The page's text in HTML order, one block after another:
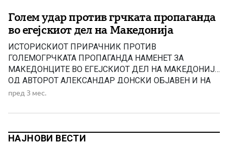
Голем удар против грчката пропаганда
во егејскиот дел на Македонија
ИСТОРИСКИOT ПРИРАЧНИК ПРОТИВ
ГОЛЕМОГРЧКАТА ПРОПАГАНДА НАМЕНЕТ ЗА
МАКЕДОНЦИТЕ ВО ЕГEЈСКИОТ ДЕЛ НА МАКЕДОНИЈА
ОД АВТОРОТ АЛЕКСАНДАР ДОНСКИ ОБЈАВЕН И НА
ГРЧКИ ЈАЗИК! Пред извесно време МН објави
ПРИРАЧНИК ПРОТИВ ГОЛЕМОГРЧКАТА
ЕГEЈСКИОТ ДЕЛ НА МАКЕДОНИЈА од авторот
пред 3 мес.
НАЈНОВИ ВЕСТИ